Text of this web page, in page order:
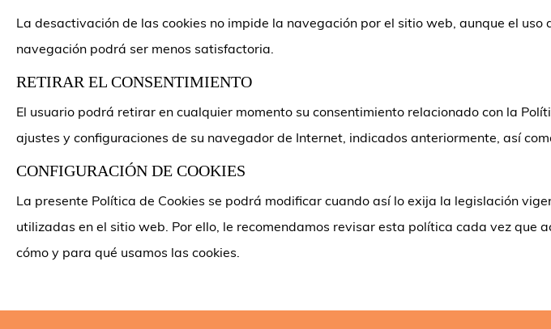
La desactivación de las cookies no impide la navegación por el sitio web, aunque el
navegación podrá ser menos satisfactoria.
RETIRAR EL CONSENTIMIENTO
El usuario podrá retirar en cualquier momento su consentimiento relacionado con la
ajustes y configuraciones de su navegador de Internet, indicados anteriormente, así
CONFIGURACIÓN DE COOKIES
La presente Política de Cookies se podrá modificar cuando así lo exija la legislación
utilizadas en el sitio web. Por ello, le recomendamos revisar esta política cada vez
cómo y para qué usamos las cookies.